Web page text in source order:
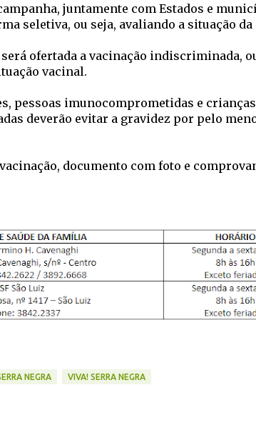
juntamente com Estados e
seletiva, ou seja, avaliando a situação
será ofertada a vacinação indiscriminada,
vacinal.
pessoas imunocomprometidas e
deverão evitar a gravidez por pelo
documento com foto e
NEGRA VIVA! SERRA NEGRA